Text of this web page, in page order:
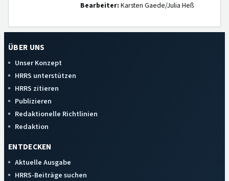
Bearbeiter: Karsten Gaede/Julia Heß
ÜBER UNS
Unser Konzept
HRRS unterstützen
HRRS zitieren
Publizieren
Redaktionelle Richtlinien
Redaktion
ENTDECKEN
Aktuelle Ausgabe
HRRS-Beiträge suchen